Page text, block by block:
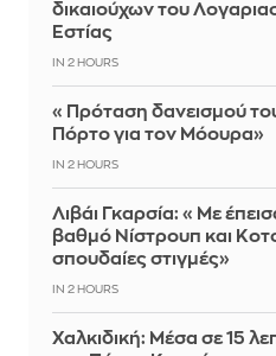
δικαιούχων του
Εστίας
IN 2 HOURS
«Πρόταση δανεισμού
Πόρτο για τον Μόουρα»
IN 2 HOURS
Λιβάι Γκαρσία: «Με
βαθμό Νίστρουπ και
σπουδαίες στιγμές»
IN 2 HOURS
Χαλκιδική: Μέσα σε 15